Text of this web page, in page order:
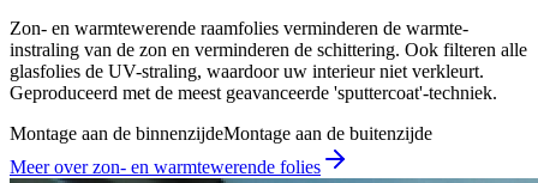
Zon- en warmtewerende raamfolies verminderen de warmte-
instraling van de zon en verminderen de schittering. Ook filteren alle
glasfolies de UV-straling, waardoor uw interieur niet verkleurt.
Geproduceerd met de meest geavanceerde 'sputtercoat'-techniek.
Montage aan de binnenzijdeMontage aan de buitenzijde
Meer overzon- en warmtewerende folies